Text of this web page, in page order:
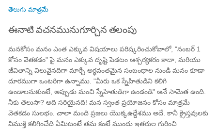
తెలుగు మాత్రమే
ఈనాటి వచనమునుగూర్చిన తలంపు
మనకోసం మనం ఎంత ఎక్కువ విషయాలు పరిష్కరించుకోవాలో, "నంబర్ 1
కోసం వెతకడం" పై మనం ఎక్కువ దృష్టి పెడటం ఆశ్చర్యకరం కాదా, మరియు
జీవితాన్ని విలువైనదిగా మార్చే అర్ధవంతమైన సంబంధాల నుండి మనం కూడా
దూరముగా ఒంటరిగా ఉన్నాము. "మీరు ఒక స్నేహితుడిని కలిగి
ఉండాలనుకుంటే, అప్పుడు మంచి స్నేహితుడిగా ఉండండి" అనే సామెత ఉంది.
నీకు తెలుసా? అది సరియైనది! మన స్వంత ప్రయోజనం కోసం మాత్రమే
వెతకడం సులభం. చాలా మంది ప్రజలు యొక్కఉద్దేశము అదే. కానీ క్రైస్తవులకు
విముక్తి కలిగించేది ఏమిటంటే తమ కంటే ముందు ఇతరుల గురించి